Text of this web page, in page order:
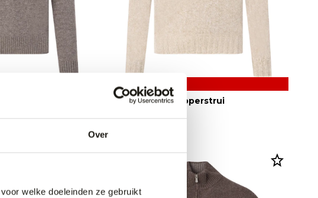
Over
welke doeleinden ze gebruikt
Gran Sasso Schipperstrui